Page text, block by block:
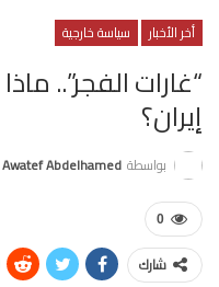
أخر الأخبار سياسة خارجية
“غارات الفجر”..
إيران؟
بواسطة Awatef Abdelhamed
0
شارك